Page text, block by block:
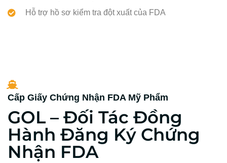
Hỗ trợ hồ sơ kiểm tra đột xuất của FDA
Cấp Giấy Chứng Nhận FDA Mỹ Phẩm
GOL – Đối Tác Đồng
Hành Đăng Ký Chứng
Nhận FDA